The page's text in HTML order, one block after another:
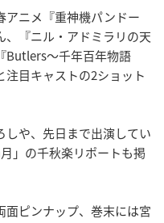
アニメ『重神機パンドー
、『ニル・アドミラリの天
Butlers～千年百年物語
目キャストの2ショット
しや、先日まで出演してい
」の千秋楽リポートも掲
ピンナップ、巻末には宮